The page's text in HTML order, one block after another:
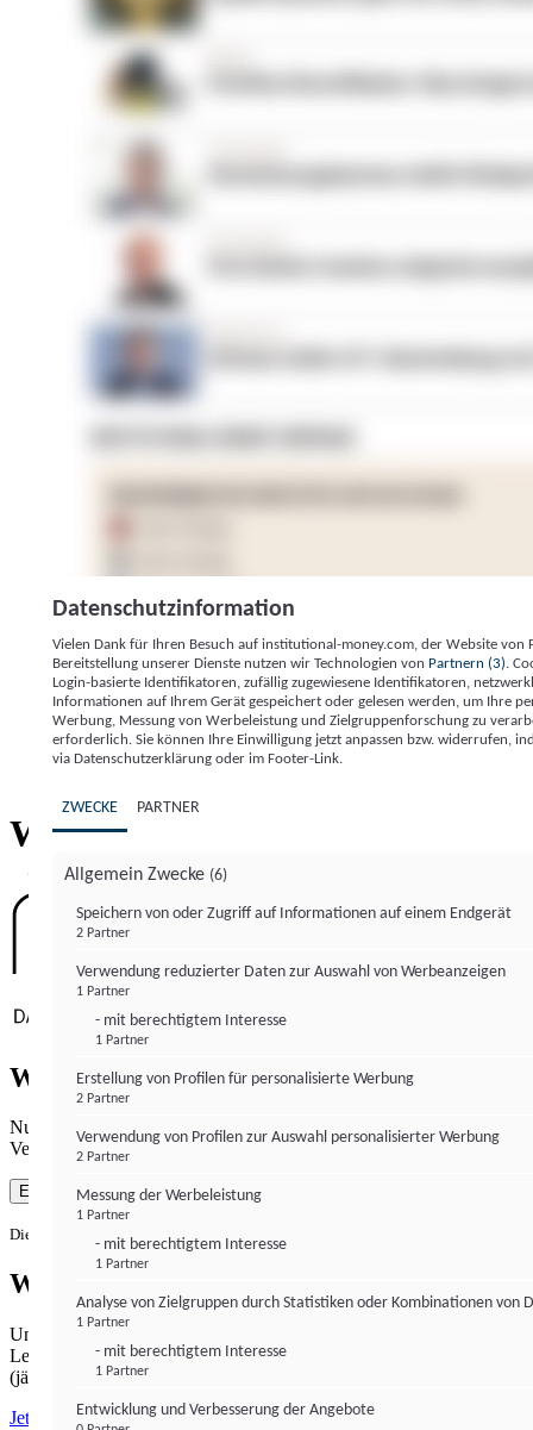
Institutional Money
ImpressumDatenschutzerklärung
Willkommen bei
Wie gewohnt mit Werbung lesen
Nutzen Sie institutional-money.com mit Ihrer Zustimmung zur
Verwendung von Cookies für Webanalyse und Werbemaßnahmen.
Einverstanden
Die Zustimmung ist jederzeit widerrufbar.
Werbefrei lesen
Unabhängiger Journalismus hat seinen Preis.
Lesen Sie institutional-money.com PUR für 33,99€ pro Monat
(jährliche Abrechnung).
Jetzt abonnieren
Datenschutzinformation
Vielen Dank für Ihren Besuch auf institutional-money.com, der Website von
Bereitstellung unserer Dienste nutzen wir Technologien von Partnern (3) .
Login-basierte Identifikatoren, zufällig zugewiesene Identifikatoren,
Informationen auf Ihrem Gerät gespeichert oder gelesen werden, um Ihre
Werbung, Messung von Werbeleistung und Zielgruppenforschung zu
erforderlich. Sie können Ihre Einwilligung jetzt anpassen bzw. widerrufen,
via Datenschutzerklärung oder im Footer-Link.
ZWECKE PARTNER
Allgemein Zwecke (6)
Speichern von oder Zugriff auf Informationen auf einem Endgerät
2 Partner
Verwendung reduzierter Daten zur Auswahl von Werbeanzeigen
1 Partner
- mit berechtigtem Interesse
1 Partner
Erstellung von Profilen für personalisierte Werbung
2 Partner
Verwendung von Profilen zur Auswahl personalisierter Werbung
2 Partner
Messung der Werbeleistung
1 Partner
- mit berechtigtem Interesse
1 Partner
Analyse von Zielgruppen durch Statistiken oder Kombinationen von
1 Partner
- mit berechtigtem Interesse
1 Partner
Entwicklung und Verbesserung der Angebote